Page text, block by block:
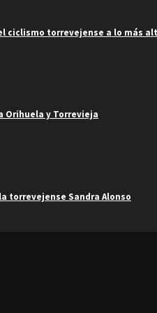
ciclismo torrevejense a lo más
Orihuela y Torrevieja
torrevejense Sandra Alonso